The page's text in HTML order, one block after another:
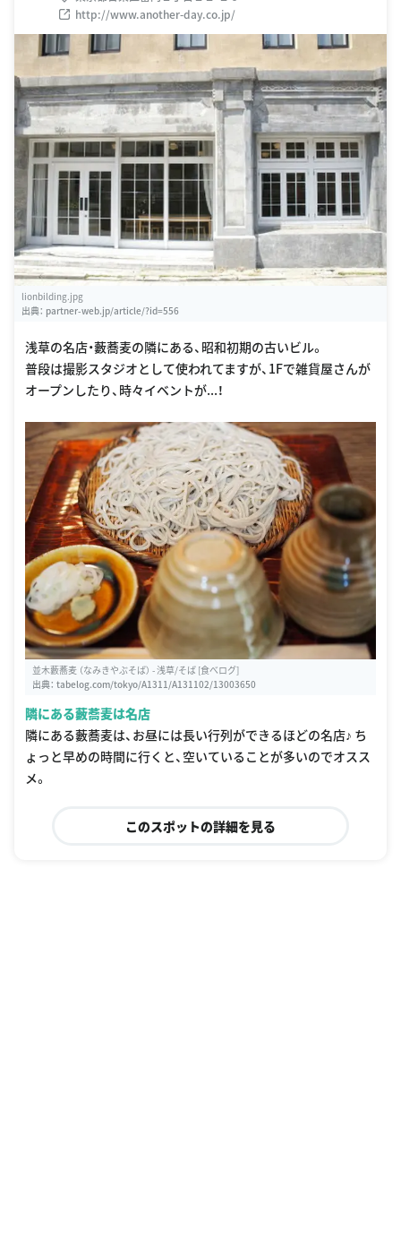
http://www.another-day.co.jp/
lionbilding.jpg
出典： partner-web.jp/article/?id=556
浅草の名店・藪蕎麦の隣にある、昭和初期の古いビル。
普段は撮影スタジオとして使われてますが、1Fで雑貨屋さんが
オープンしたり、時々イベントが...！
並木藪蕎麦 （なみきやぶそば） - 浅草/そば [食べログ]
出典： tabelog.com/tokyo/A1311/A131102/13003650
隣にある藪蕎麦は名店
隣にある藪蕎麦は、お昼には長い行列ができるほどの名店♪ ち
ょっと早めの時間に行くと、空いていることが多いのでオスス
メ。
このスポットの詳細を見る